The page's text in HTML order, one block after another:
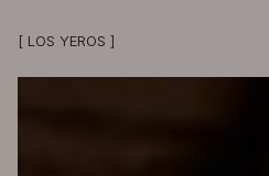
[ LOS YEROS ]